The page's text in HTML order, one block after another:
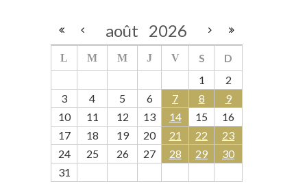
août 2026
L M M J V S
D
1
2
3
4 5 6 7 8
9
10
11 12 13 14 15
16
17
18 19 20 21 22
23
24
25 26 27 28 29
30
31